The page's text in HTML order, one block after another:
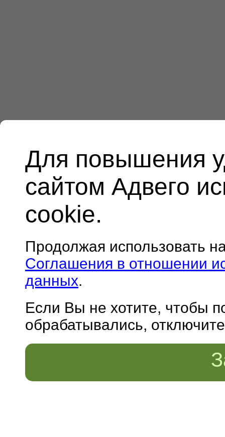
Для повышения
сайтом Адвего
cookie.
Продолжая использовать
Соглашения в отношении
данных.
Если Вы не хотите, чтобы
обрабатывались,